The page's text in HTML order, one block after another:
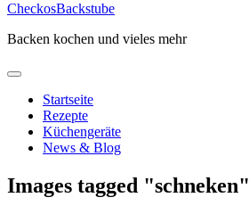
CheckosBackstube
Backen kochen und vieles mehr
Startseite
Rezepte
Küchengeräte
News & Blog
Images tagged "schneken"